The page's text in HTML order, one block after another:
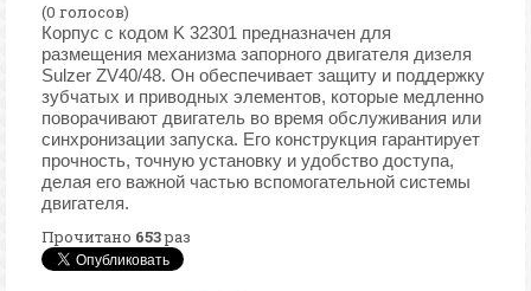
(0 голосов)
Корпус с кодом K 32301 предназначен для
размещения механизма запорного двигателя дизеля
Sulzer ZV40/48. Он обеспечивает защиту и поддержку
зубчатых и приводных элементов, которые медленно
поворачивают двигатель во время обслуживания или
синхронизации запуска. Его конструкция гарантирует
прочность, точную установку и удобство доступа,
делая его важной частью вспомогательной системы
двигателя.
Прочитано 653раз